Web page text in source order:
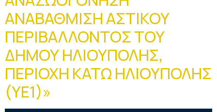
ΑΝΑΒΑΘΜΙΣΗ ΑΣΤΙΚΟΥ
ΠΕΡΙΒΑΛΛΟΝΤΟΣ ΤΟΥ
ΔΗΜΟΥ ΗΛΙΟΥΠΟΛΗΣ,
ΠΕΡΙΟΧΗ ΚΑΤΩ ΗΛΙΟΥΠΟΛΗΣ
(ΥΕ1)»